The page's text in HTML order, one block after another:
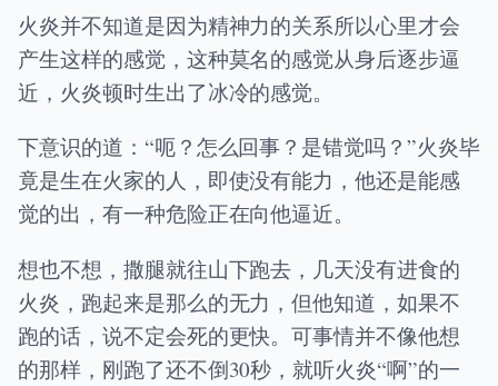
火炎并不知道是因为精神力的关系所以心里才会
产生这样的感觉，这种莫名的感觉从身后逐步逼
近，火炎顿时生出了冰冷的感觉。
下意识的道：“呃？怎么回事？是错觉吗？”火炎毕
竟是生在火家的人，即使没有能力，他还是能感
觉的出，有一种危险正在向他逼近。
想也不想，撒腿就往山下跑去，几天没有进食的
火炎，跑起来是那么的无力，但他知道，如果不
跑的话，说不定会死的更快。可事情并不像他想
的那样，刚跑了还不倒30秒，就听火炎“啊”的一